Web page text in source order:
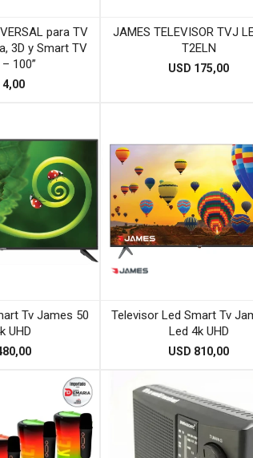
para TV
3D y Smart TV
100”
4,00
JAMES TELEVISOR TVJ
T2ELN
USD 175,00
Tv James 50
UHD
Televisor Led Smart Tv
Led 4k UHD
USD 810,00